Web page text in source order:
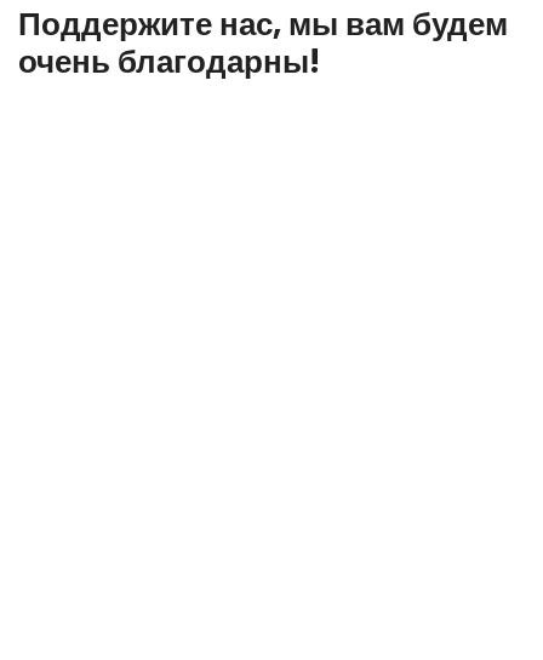
Поддержите нас, мы вам будем
очень благодарны!